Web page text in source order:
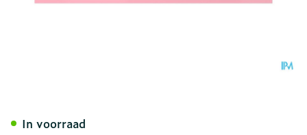
In voorraad